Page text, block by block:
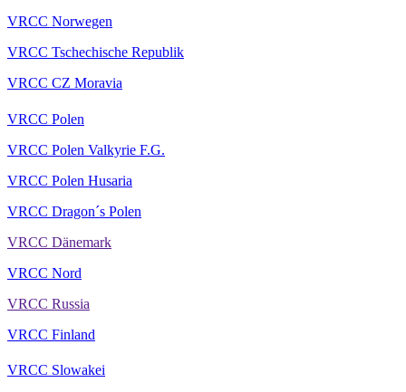
VRCC Norwegen
VRCC Tschechische Republik
VRCC CZ Moravia
VRCC Polen
VRCC Polen Valkyrie F.G.
VRCC Polen Husaria
VRCC Dragon´s Polen
VRCC Dänemark
VRCC Nord
VRCC Russia
VRCC Finland
VRCC Slowakei